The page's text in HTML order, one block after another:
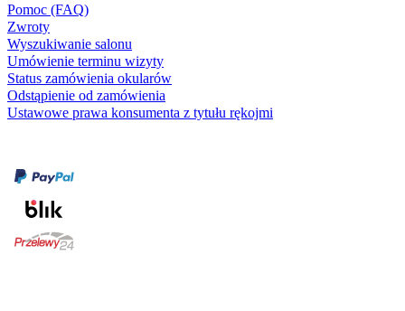
Pomoc (FAQ)
Zwroty
Wyszukiwanie salonu
Umówienie terminu wizyty
Status zamówienia okularów
Odstąpienie od zamówienia
Ustawowe prawa konsumenta z tytułu rękojmi